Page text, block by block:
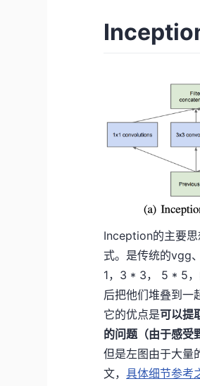
Inception的主要思
式。是传统的vgg
1，3 * 3， 5 * 5，
后把他们堆叠到一
它的优点是可以提
的问题（由于感受
但是左图由于大
文，具体细节参考